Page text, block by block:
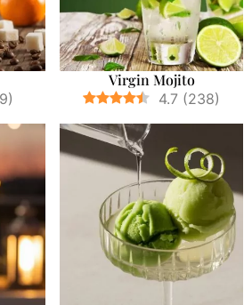
9)
Virgin Mojito
4.7 (238)